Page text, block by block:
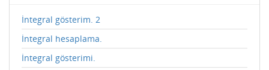
İntegral gösterim. 2
İntegral hesaplama.
İntegral gösterimi.